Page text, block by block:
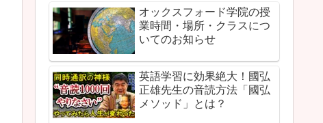
オックスフォード学院の授
業時間・場所・クラスにつ
いてのお知らせ
英語学習に効果絶大！國弘
正雄先生の音読方法「國弘
メソッド」とは？